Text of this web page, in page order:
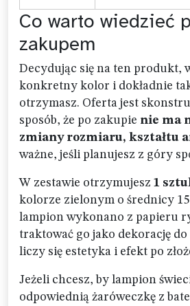
Co warto wiedzieć
zakupem
Decydując się na ten produkt,
konkretny kolor i dokładnie
otrzymasz. Oferta jest
sposób, że po zakupie nie ma
zmiany rozmiaru, kształtu
ważne, jeśli planujesz z góry
W zestawie otrzymujesz 1
kolorze zielonym o średnicy 15
lampion wykonano z papieru
traktować go jako dekorację
liczy się estetyka i efekt po
Jeżeli chcesz, by lampion
odpowiednią żaróweczkę z